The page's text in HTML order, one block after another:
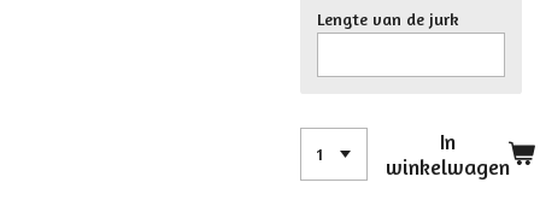
Lengte van de jurk
In
winkelwagen